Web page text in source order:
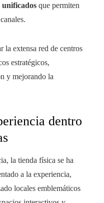
unificados que permiten
la extensa red de centros
estratégicos,
y mejorando la
dentro
la tienda física se ha
a la experiencia,
locales emblemáticos